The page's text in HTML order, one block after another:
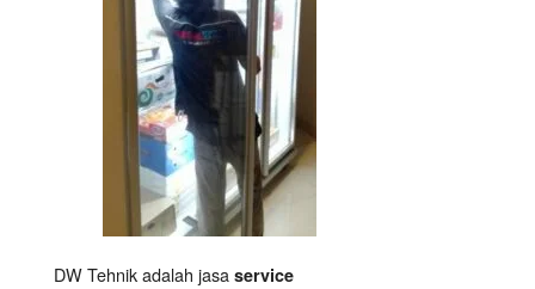
DW Tehnik adalah jasa service